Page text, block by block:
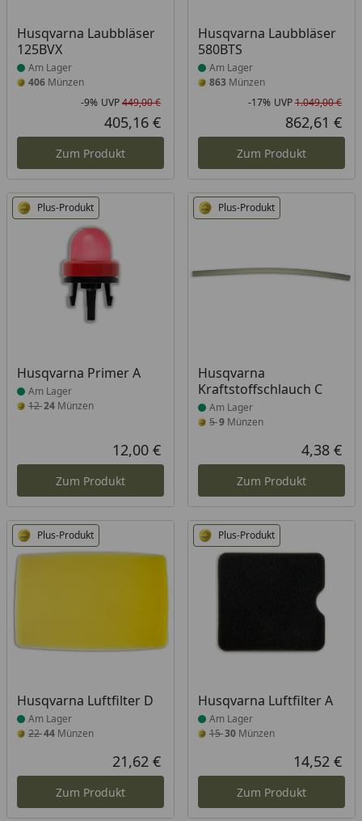
Husqvarna Laubbläser
125BVX
Produkt am Lager
Am Lager
406 Münzen
Rabatt in Prozent
-9%
Ursprünglicher Preis
UVP449,00 €
Aktueller Preis
405,16 €
Zum Produkt
Husqvarna Laubbläser
580BTS
Produkt am Lager
Am Lager
863Münzen
-17% UVP1.049,00 €
862,61 €
Zum Produkt
Plus-Produkt
Husqvarna Primer A
Produkt am Lager
Am Lager
1224 Münzen
Aktueller Preis
12,00 €
Zum Produkt
Plus-Produkt
Husqvarna
Kraftstoffschlauch C
Produkt am Lager
Am Lager
59Münzen
4,38 €
Zum Produkt
Plus-Produkt
Husqvarna Luftfilter D
Produkt am Lager
Am Lager
2244 Münzen
Aktueller Preis
21,62 €
Zum Produkt
Plus-Produkt
Husqvarna Luftfilter A
Produkt am Lager
Am Lager
1530Münzen
14,52 €
Zum Produkt